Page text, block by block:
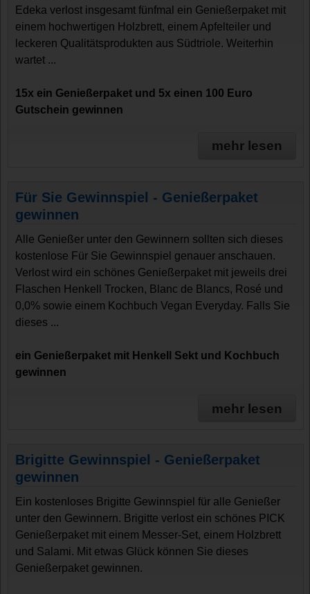
Edeka verlost insgesamt fünfmal ein Genießerpaket mit
einem hochwertigen Holzbrett, einem Apfelteiler und
leckeren Qualitätsprodukten aus Südtriole. Weiterhin
wartet ...
15x ein Genießerpaket und 5x einen 100 Euro
Gutschein gewinnen
mehr lesen
Für Sie Gewinnspiel - Genießerpaket
gewinnen
Alle Genießer unter den Gewinnern sollten sich dieses
kostenlose Für Sie Gewinnspiel genauer anschauen.
Verlost wird ein schönes Genießerpaket mit jeweils drei
Flaschen Henkell Trocken, Blanc de Blancs, Rosé und
0,0% sowie einem Kochbuch Vegan Everyday. Falls Sie
dieses ...
ein Genießerpaket mit Henkell Sekt und Kochbuch
gewinnen
mehr lesen
Brigitte Gewinnspiel - Genießerpaket
gewinnen
Ein kostenloses Brigitte Gewinnspiel für alle Genießer
unter den Gewinnern. Brigitte verlost ein schönes PICK
Genießerpaket mit einem Messer-Set, einem Holzbrett
und Salami. Mit etwas Glück können Sie dieses
Genießerpaket gewinnen.